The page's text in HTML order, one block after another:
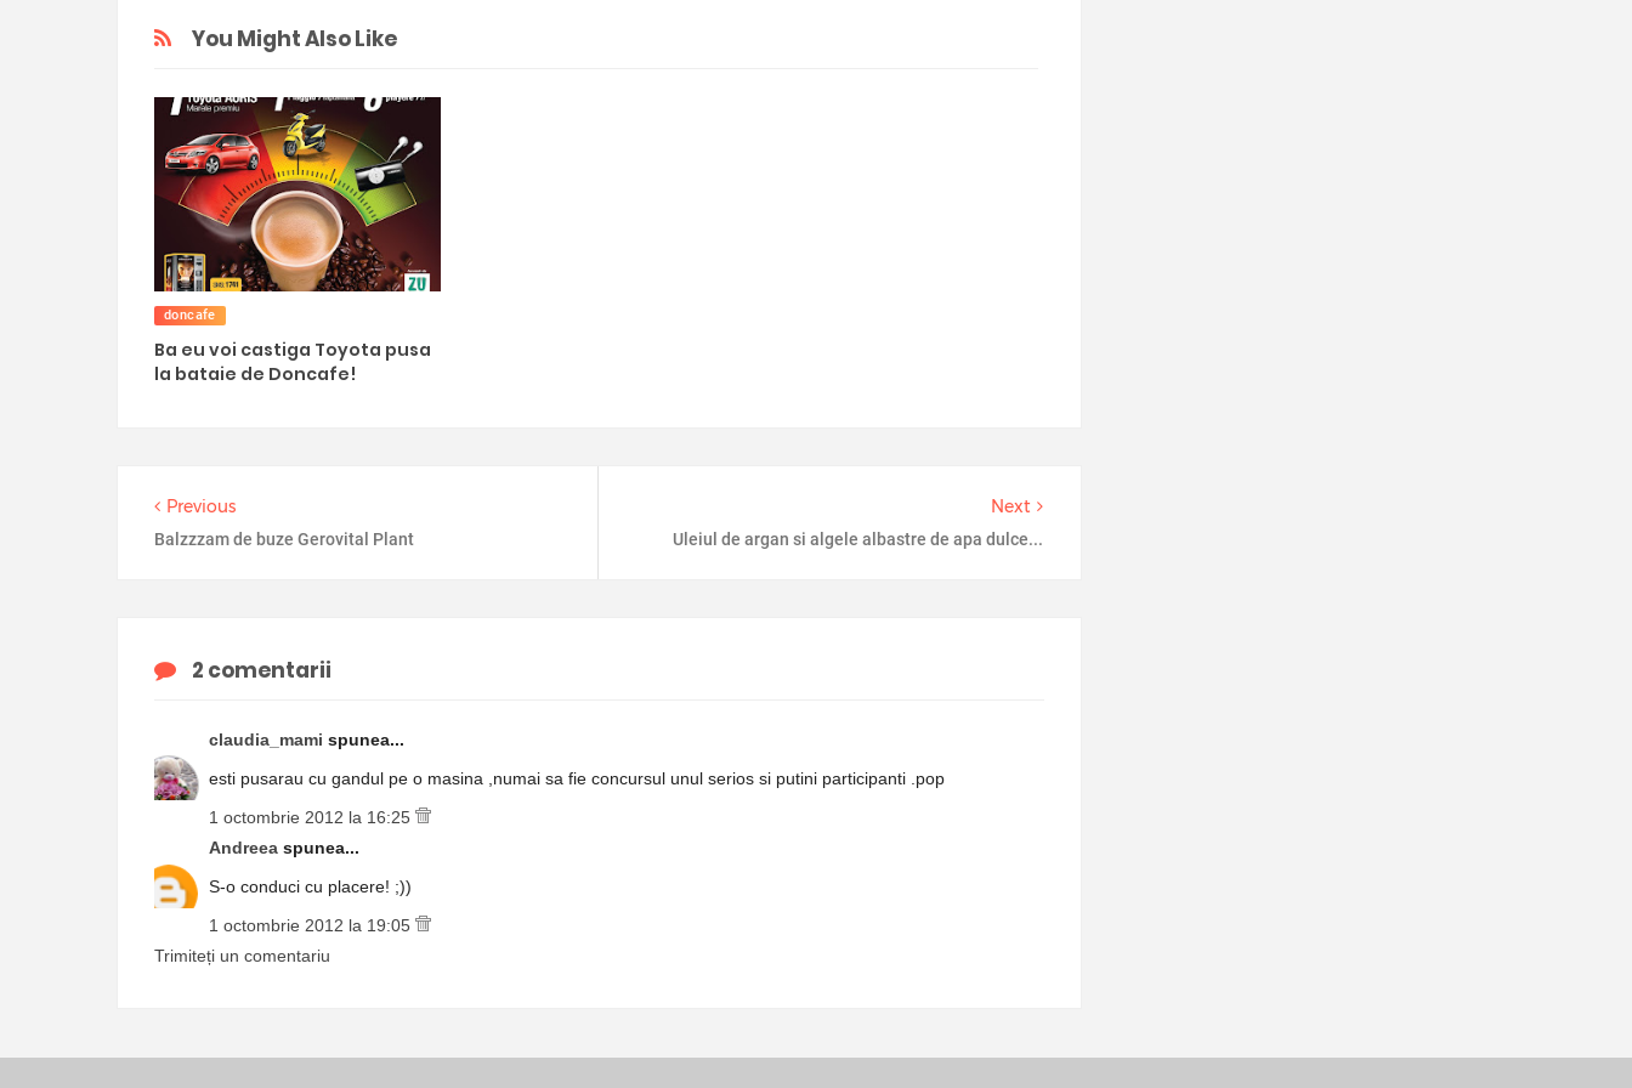
You Might Also Like
doncafe
Ba eu voi castiga Toyota pusa
la bataie de Doncafe!
Next
Uleiul de argan si algele albastre de apa dulce...
Previous
Balzzzam de buze Gerovital Plant
2 comentarii
claudia_mami spunea...
esti pusarau cu gandul pe o masina ,numai sa fie concursul unul serios si putini participanti .pop
1 octombrie 2012 la 16:25
Andreea spunea...
S-o conduci cu placere! ;))
1 octombrie 2012 la 19:05
Trimiteți un comentariu